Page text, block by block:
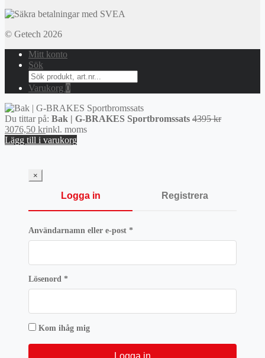
© Getech 2026
Mitt konto
Sök
Search
for:
Varukorg 0
Du tittar på: Bak | G-BRAKES Sportbromssats 4395krDet
3076,50 krDet
nuvarande
inkl. moms
Lägg till i varukorg
×
Logga in Registrera
Användarnamn eller e-post *Obligatoriskt
Lösenord *Obligatoriskt
Kom ihåg mig